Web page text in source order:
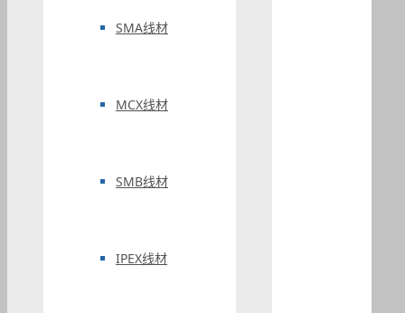
SMA线材
MCX线材
SMB线材
IPEX线材